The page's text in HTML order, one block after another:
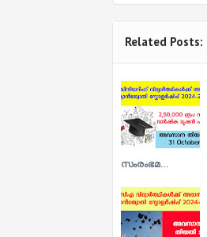
Related Posts:
സംരംഭമ…